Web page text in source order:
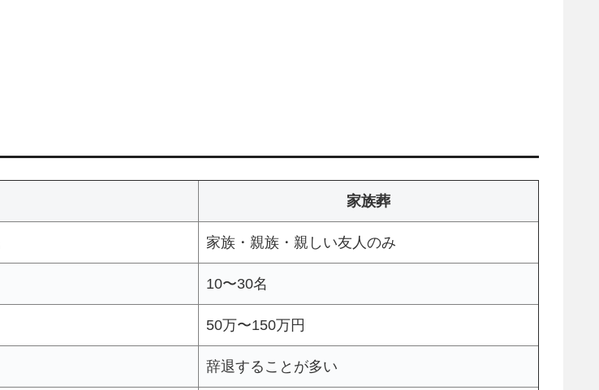
家族葬
家族・親族・親しい友人のみ
10〜30名
50万〜150万円
辞退することが多い